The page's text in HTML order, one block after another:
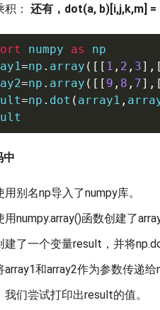
积： 还有，dot(a, b)[i,j,k,m]
numpy as np
=np . array ( [ [ 1 , 2 , 3] , [
=np . array ( [ [ 9 , 8 , 7] , [
=np . dot ( array1 ,
中
用别名np导入了numpy库。
用numpy.array()函数创建了
建了一个变量result，并将
array1和array2作为参数传递给
我们尝试打印出result的值。